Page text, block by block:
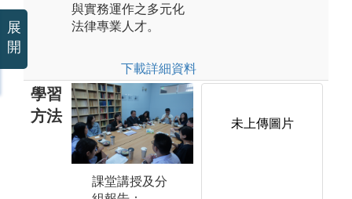
與實務運作之多元化
法律專業人才。
下載詳細資料
學習
方法
課堂講授及分
未上傳圖片
展
開